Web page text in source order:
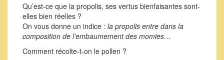
Qu’est-ce que la propolis, ses vertus bienfaisantes sont-
elles bien réelles ?
On vous donne un indice : la propolis entre dans la
composition de l’embaumement des momies…
Comment récolte-t-on le pollen ?